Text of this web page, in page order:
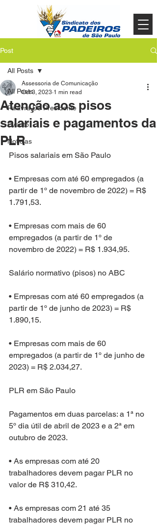
Post
All Posts
Palavra Do Presidente
Evento
Noticias
All Posts
Atenção aos pisos
salariais e pagamentos da
PLR
Assessoria de Comunicação
Oct 3, 2023 1 min read
Pisos salariais em São Paulo
• Empresas com até 60 empregados (a
partir de 1º de novembro de 2022) = R$
1.791,53.
• Empresas com mais de 60
empregados (a partir de 1º de
novembro de 2022) = R$ 1.934,95.
Salário normativo (pisos) no ABC
• Empresas com até 60 empregados (a
partir de 1º de junho de 2023) = R$
1.890,15.
• Empresas com mais de 60
empregados (a partir de 1º de junho de
2023) = R$ 2.034,27.
PLR em São Paulo
Pagamentos em duas parcelas: a 1ª no
5º dia útil de abril de 2023 e a 2ª em
outubro de 2023.
• As empresas com até 20
trabalhadores devem pagar PLR no
valor de R$ 310,42.
• As empresas com 21 até 35
trabalhadores devem pagar PLR no